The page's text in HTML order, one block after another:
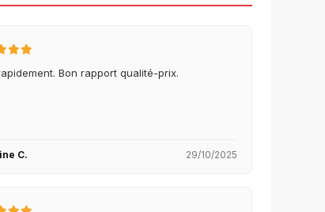
Bon rapport qualité-prix.
C. 29/10/2025